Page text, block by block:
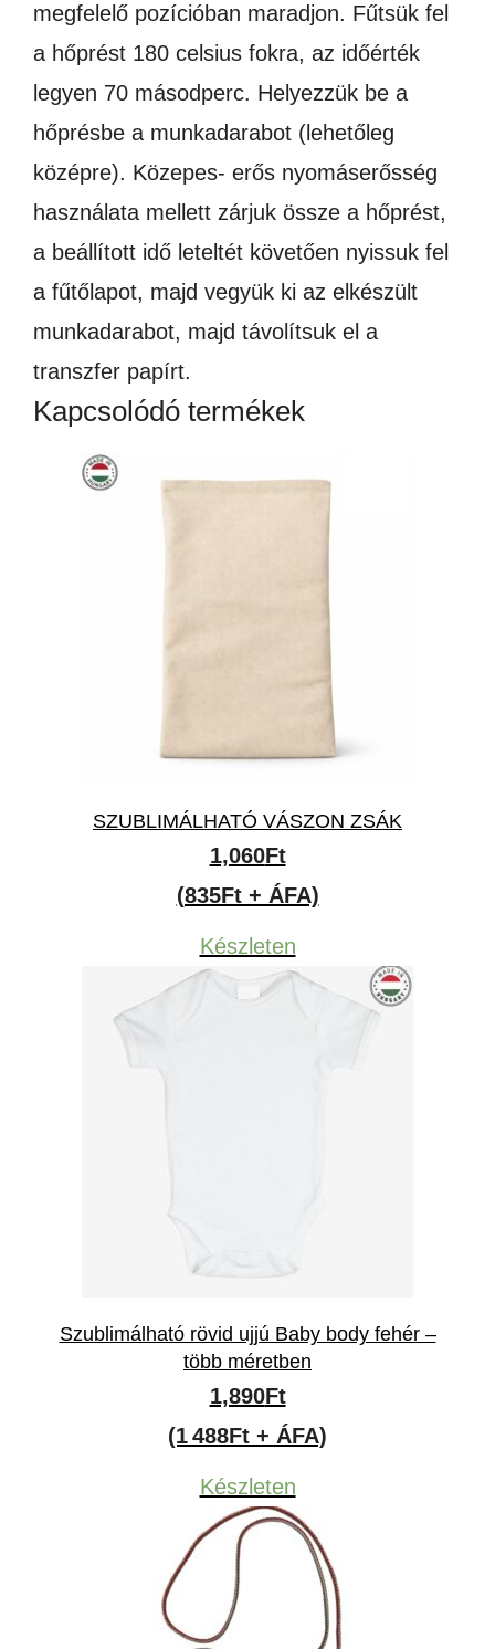
megfelelő pozícióban maradjon. Fűtsük fel
a hőprést 180 celsius fokra, az időérték
legyen 70 másodperc. Helyezzük be a
hőprésbe a munkadarabot (lehetőleg
középre). Közepes- erős nyomáserősség
használata mellett zárjuk össze a hőprést,
a beállított idő leteltét követően nyissuk fel
a fűtőlapot, majd vegyük ki az elkészült
munkadarabot, majd távolítsuk el a
transzfer papírt.
Kapcsolódó termékek
SZUBLIMÁLHATÓ VÁSZON ZSÁK
1,060Ft
(835Ft + ÁFA)
Készleten
Szublimálható rövid ujjú Baby body fehér –
több méretben
1,890Ft
(1 488Ft + ÁFA)
Készleten